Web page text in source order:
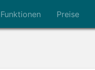
Funktionen Preise